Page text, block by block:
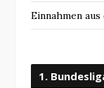
Einnahmen
1.